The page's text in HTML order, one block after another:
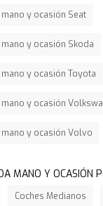
y ocasión Seat
y ocasión Skoda
y ocasión Toyota
y ocasión
mano y ocasión Volvo
MANO Y OCASIÓN
Coches Medianos